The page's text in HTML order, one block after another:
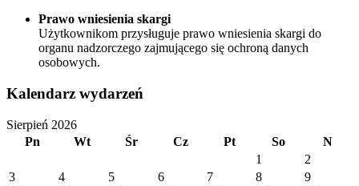
Prawo wniesienia skargi
Użytkownikom przysługuje prawo wniesienia skargi do
organu nadzorczego zajmującego się ochroną danych
osobowych.
Kalendarz wydarzeń
Sierpień 2026
Pn
Wt Śr Cz Pt So
N
1
2
3
4 5 6 7 8
9